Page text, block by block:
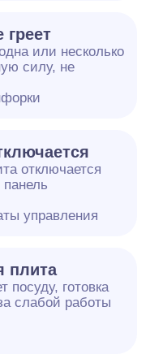
греет
или несколько
силу, не
отключается
управления
плита
посуду, готовка
слабой работы